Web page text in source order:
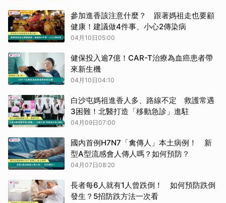
參加進香該注意什麼？ 跟著媽祖走也要顧
健康！建議做4件事、小心2傳染病
04月10日05:00
健保投入逾7億！CAR-T治療為血癌患者帶
來新生機
04月10日04:10
白沙屯媽祖進香人多、路線不定 救護常遇
3困難！北醫打造「移動急診」進駐
04月09日07:00
國內首例H7N7「禽傳人」本土病例！ 新
型A型流感會人傳人嗎？如何預防？
04月07日08:20
長者每6人就有1人曾跌倒！ 如何預防跌倒
發生？5招防跌方法一次看